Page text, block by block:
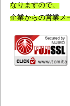
なりますので、
企業からの営業メ